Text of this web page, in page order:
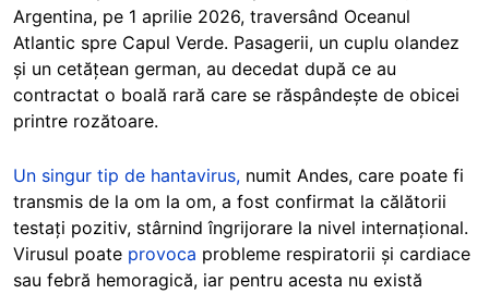
Argentina, pe 1 aprilie 2026, traversând Oceanul
Atlantic spre Capul Verde. Pasagerii, un cuplu olandez
și un cetățean german, au decedat după ce au
contractat o boală rară care se răspândește de obicei
printre rozătoare.
Un singur tip de hantavirus, numit Andes, care poate fi
transmis de la om la om, a fost confirmat la călătorii
testați pozitiv, stârnind îngrijorare la nivel internațional.
Virusul poate provoca probleme respiratorii și cardiace
sau febră hemoragică, iar pentru acesta nu există